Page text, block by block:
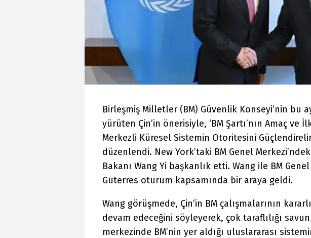
Birleşmiş Milletler (BM) Güvenlik Konseyi’nin bu
yürüten Çin’in önerisiyle, ‘BM Şartı’nın Amaç ve
Merkezli Küresel Sistemin Otoritesini
düzenlendi. New York’taki BM Genel
Bakanı Wang Yi başkanlık etti. Wang ile BM
Guterres oturum kapsamında bir araya geldi.
Wang görüşmede, Çin’in BM çalışmalarının
devam edeceğini söyleyerek, çok taraflılığı
merkezinde BM’nin yer aldığı uluslararası